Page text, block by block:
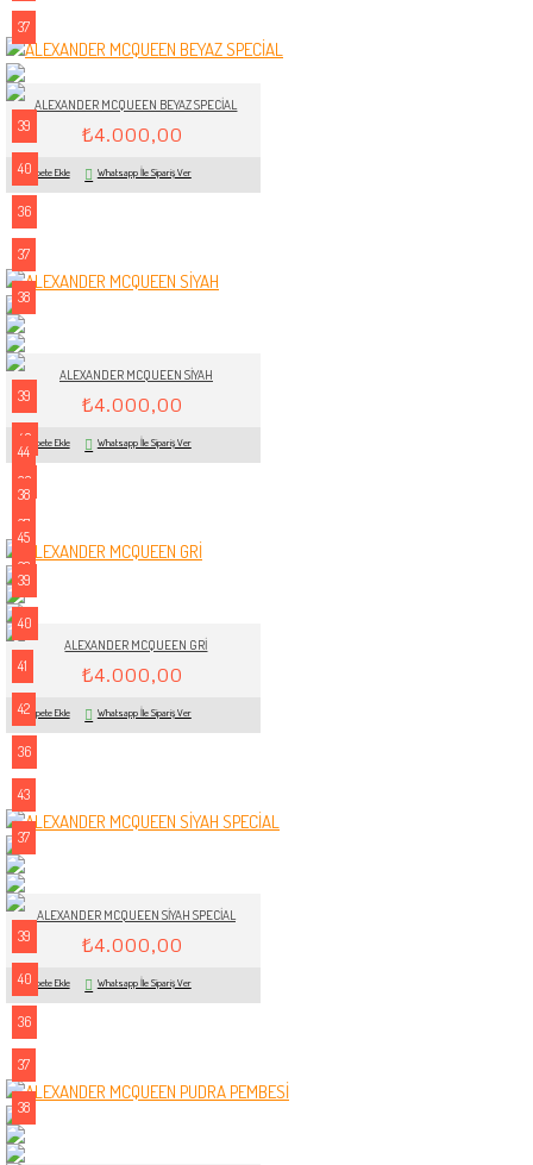
37
ALEXANDER MCQUEEN BEYAZ SPECİAL
₺4.000,00
Sepete Ekle Whatsapp İle Sipariş Ver
39
40
36
37
38
ALEXANDER MCQUEEN SİYAH
₺4.000,00
Sepete Ekle Whatsapp İle Sipariş Ver
39
40
36
37
38
ALEXANDER MCQUEEN GRİ
₺4.000,00
Sepete Ekle Whatsapp İle Sipariş Ver
44
38
45
39
40
41
42
36
43
37
ALEXANDER MCQUEEN SİYAH SPECİAL
₺4.000,00
Sepete Ekle Whatsapp İle Sipariş Ver
39
40
36
37
38